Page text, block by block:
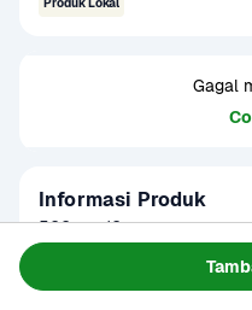
Gagal
Informasi Produk
500 g = 10 pcs.
pilihan. Bebas boraks dan